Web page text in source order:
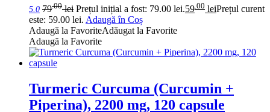
5.0 79.00 lei Prețul inițial a fost: 79.00 lei.59 .00 leiPrețul curent
este: 59.00 lei. Adaugă în Coș
Adaugă la FavoriteAdăugat la Favorite
Adaugă la Favorite
Turmeric Curcuma (Curcumin +
Piperina), 2200 mg, 120 capsule